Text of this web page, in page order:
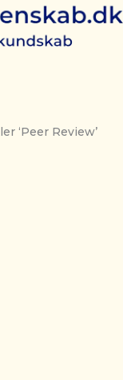
‘Peer Review’